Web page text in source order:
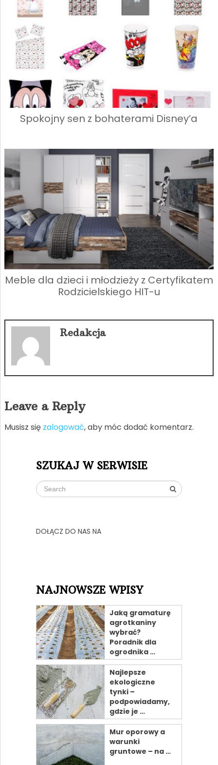
Spokojny sen z bohaterami Disney’a
Meble dla dzieci i młodzieży z Certyfikatem
Rodzicielskiego HIT-u
Redakcja
Leave a Reply
Musisz się zalogować, aby móc dodać komentarz.
SZUKAJ W SERWISIE
DOŁĄCZ DO NAS NA
NAJNOWSZE WPISY
Jaką gramaturę
agrotkaniny
wybrać?
Poradnik dla
ogrodnika …
Najlepsze
ekologiczne
tynki –
podpowiadamy,
gdzie je …
Mur oporowy a
warunki
gruntowe – na …